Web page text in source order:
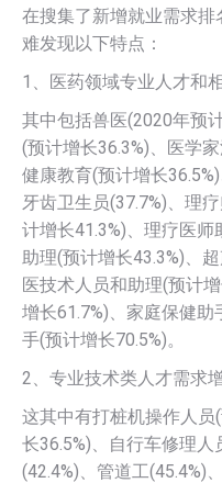
在搜集了新增就业需求
难发现以下特点：
1、医药领域专业人才和
其中包括兽医(2020年预
(预计增长36.3%)、医学
健康教育(预计增长
牙齿卫生员(37.7%)、理
计增长41.3%)、理疗医
助理(预计增长43.3%)、
医技术人员和助理(预计
增长61.7%)、家庭保健
手(预计增长70.5%)。
2、专业技术类人才需求
这其中有打桩机操作人员
长36.5%)、自行车修理
(42.4%)、管道工(45.4%)